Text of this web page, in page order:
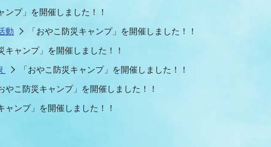
人権・男女共同参画
特
国際・国内交流
環境法令等に基づく届出
公有財産
ンプ」を開催しました！！
動
「おやこ防災キャンプ」を開催しました！！
キャンプ」を開催しました！！
「おやこ防災キャンプ」を開催しました！！
やこ防災キャンプ」を開催しました！！
ャンプ」を開催しました！！